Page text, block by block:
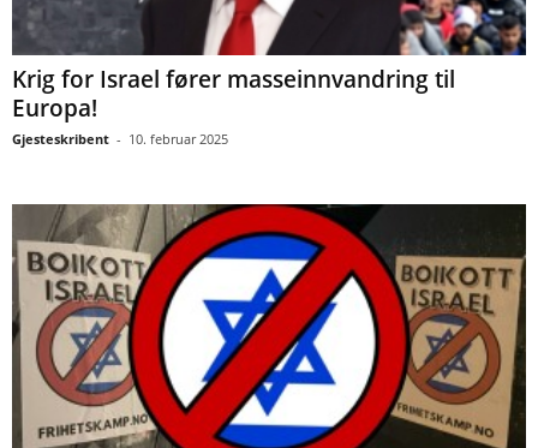
Krig for Israel fører masseinnvandring til
Europa!
Gjesteskribent - 10. februar 2025